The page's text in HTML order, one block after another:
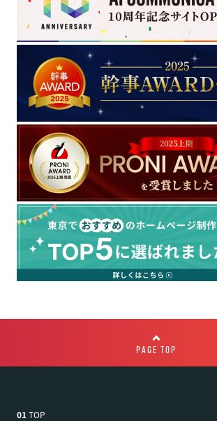
PAGE TOP
01TOP